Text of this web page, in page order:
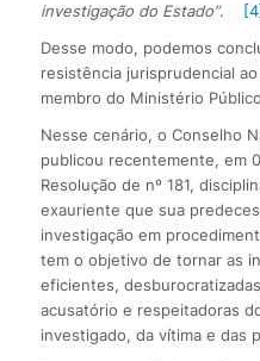
investigação do Estado”.
[4]
Desse modo, podemos
resistência jurisprudencial
membro do Ministério
Nesse cenário, o Conselho
publicou recentemente, em
Resolução de nº 181,
exauriente que sua
investigação em
tem o objetivo de tornar as
eficientes,
acusatório e respeitadoras
investigado, da vítima e das